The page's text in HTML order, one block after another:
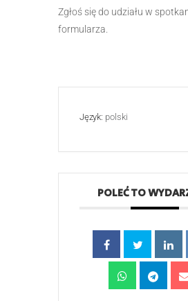
Zgłoś się do udziału w
formularza.
Język: polski
POLEĆ TO